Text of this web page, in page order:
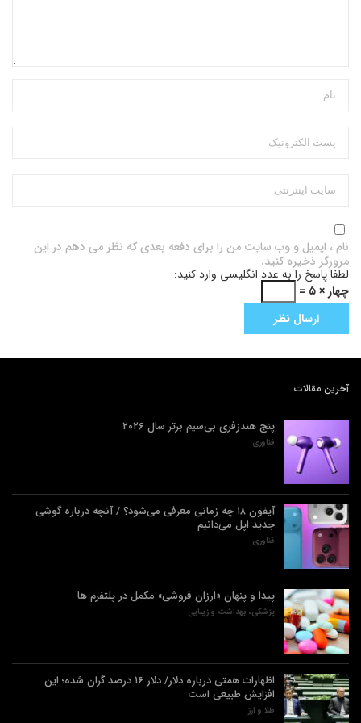
نام ، ایمیل و وب سایت من را برای دفعه بعدی که نظر می دهم در این
مرورگر ذخیره کنید.
لطفا پاسخ را به عدد انگلیسی وارد کنید:
چهار × ۵ =
آخرین مقالات
پنج هندزفری بی‌سیم برتر سال ۲۰۲۶
فناوری
آیفون ۱۸ چه زمانی معرفی می‌شود؟ / آنچه درباره گوشی
جدید اپل می‌دانیم
فناوری
پیدا و پنهان «ارزان فروشی» مکمل در پلتفرم ها
پزشکی، بهداشت و زیبایی
اظهارات همتی درباره دلار/ دلار ۱۶ درصد گران شده؛ این
افزایش طبیعی است
طلا و ارز